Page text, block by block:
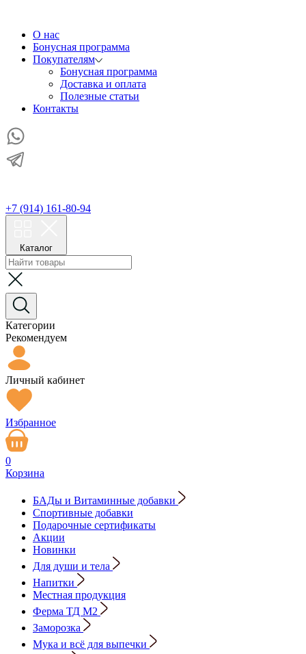
О нас
Бонусная программа
Покупателям
Бонусная программа
Доставка и оплата
Полезные статьи
Контакты
+7 (914) 161-80-94
Каталог
Категории
Рекомендуем
Личный кабинет
Избранное
0
Корзина
БАДы и Витаминные добавки
Спортивные добавки
Подарочные сертификаты
Акции
Новинки
Для души и тела
Напитки
Местная продукция
Ферма ТД М2
Заморозка
Мука и всё для выпечки